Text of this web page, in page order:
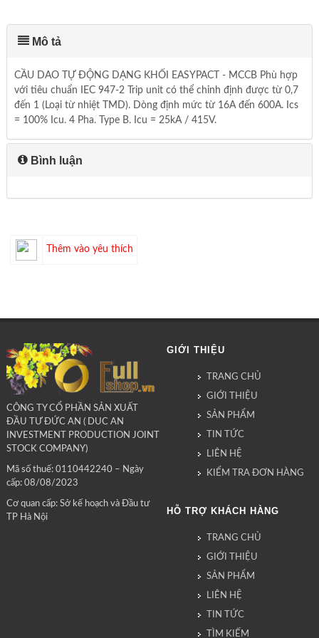
Mô tả
CẦU DAO TỰ ĐỘNG DẠNG KHỐI EASYPACT - MCCB Phù hợp
với tiêu chuẩn IEC 947-2 Trip unit có thể chỉnh định được từ 0,7
đến 1 (Loại từ nhiệt TMD). Dòng định mức từ 16A đến 600A. Ics
= 100% Icu. 4 Pha. Type B. Icu = 25kA / 415V.
Bình luận
Thêm vào yêu thích
CÔNG TY CỔ PHẦN SẢN XUẤT
ĐẦU TƯ ĐỨC AN ( DUC AN
INVESTMENT PRODUCTION JOINT
STOCK COMPANY)
Mã số thuế: 0110442240 – Ngày
cấp: 08/08/2023
Cơ quan cấp: Sở kế hoạch và Đầu tư
TP Hà Nội
GIỚI THIỆU
TRANG CHỦ
GIỚI THIỆU
SẢN PHẨM
TIN TỨC
LIÊN HỆ
KIỂM TRA ĐƠN HÀNG
HỖ TRỢ KHÁCH HÀNG
TRANG CHỦ
GIỚI THIỆU
SẢN PHẨM
LIÊN HỆ
TIN TỨC
TÌM KIẾM